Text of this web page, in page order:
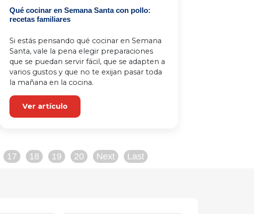
Qué cocinar en Semana Santa con pollo:
recetas familiares
Si estás pensando qué cocinar en Semana
Santa, vale la pena elegir preparaciones
que se puedan servir fácil, que se adapten a
varios gustos y que no te exijan pasar toda
la mañana en la cocina.
Ver artículo
17 18 19 20 Next Last